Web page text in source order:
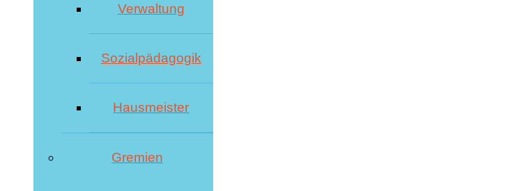
Verwaltung
Sozialpädagogik
Hausmeister
Gremien